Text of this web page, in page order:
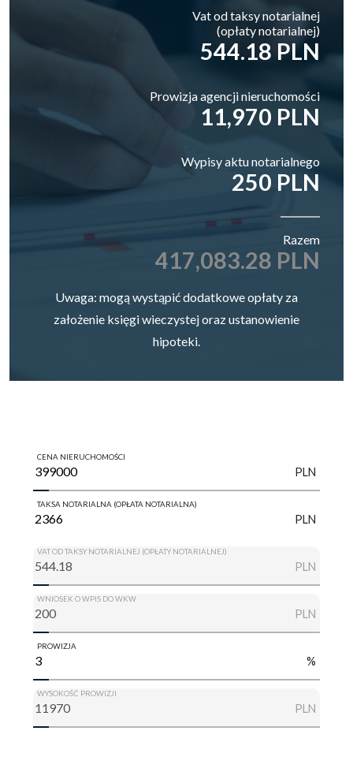
Vat od taksy notarialnej
(opłaty notarialnej)
544.18 PLN
Prowizja agencji nieruchomości
11,970 PLN
Wypisy aktu notarialnego
250 PLN
Razem
417,083.28 PLN
Uwaga: mogą wystąpić dodatkowe opłaty za
założenie księgi wieczystej oraz ustanowienie
hipoteki.
CENA NIERUCHOMOŚCI
PLN
TAKSA NOTARIALNA (OPŁATA NOTARIALNA)
PLN
VAT OD TAKSY NOTARIALNEJ (OPŁATY NOTARIALNEJ)
PLN
WNIOSEK O WPIS DO WKW
PLN
PROWIZJA
%
WYSOKOŚĆ PROWIZJI
PLN